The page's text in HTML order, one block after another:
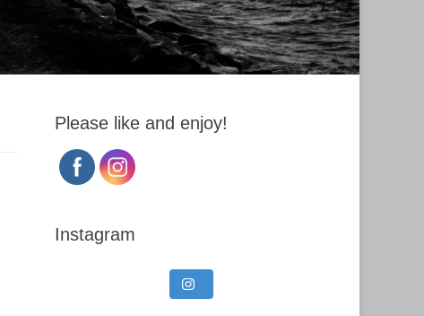
Please like and enjoy!
Instagram